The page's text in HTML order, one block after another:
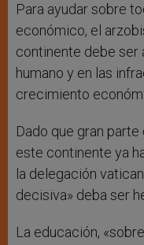
Para ayudar sobre
económico, el
continente debe ser
humano y en las
crecimiento
Dado que gran
este continente ya
la delegación
decisiva» deba ser
La educación,